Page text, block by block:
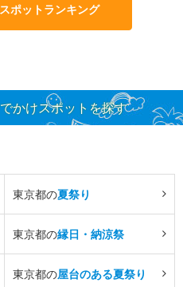
ポットランキング
かけスポットを探す
東京都の夏祭り
東京都の縁日・納涼祭
東京都の屋台のある夏祭り